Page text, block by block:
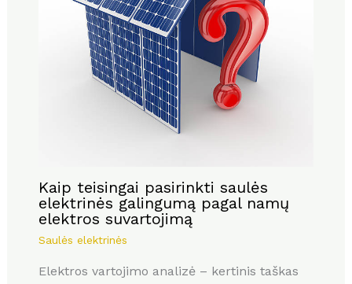
Kaip teisingai pasirinkti saulės
elektrinės galingumą pagal namų
elektros suvartojimą
Saulės elektrinės
Elektros vartojimo analizė – kertinis taškas